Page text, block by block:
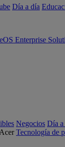
Día a día
Enterprise
Negocios Día a
Tecnología de